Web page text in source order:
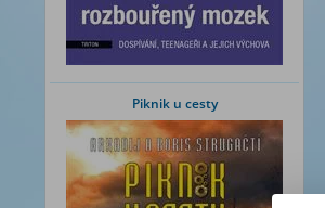
Piknik u cesty